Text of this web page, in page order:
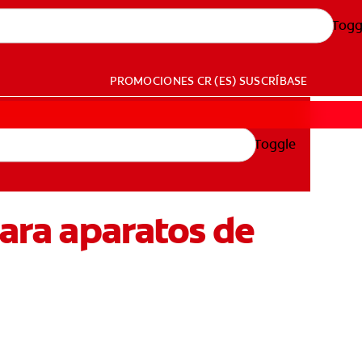
PROMOCIONES CR (ES) SUSCRÍBASE
Toggle
aparatos de